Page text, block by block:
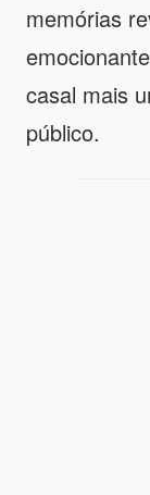
memórias
casal mais
público.